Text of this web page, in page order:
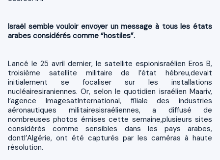
Israël semble vouloir envoyer un message à tous les états
arabes considérés comme “hostiles”.
Lancé le 25 avril dernier, le satellite espionisraélien Eros B,
troisième satellite militaire de l’état hébreu,devait
initialement se focaliser sur les installations
nucléairesiraniennes. Or, selon le quotidien israélien Maariv,
l’agence ImagesatInternational, filiale des industries
aéronautiques militairesisraéliennes, a diffusé de
nombreuses photos émises cette semaine,plusieurs sites
considérés comme sensibles dans les pays arabes,
dontl’Algérie, ont été capturés par les caméras à haute
résolution.